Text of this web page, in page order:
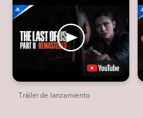
Tráiler de lanzamiento